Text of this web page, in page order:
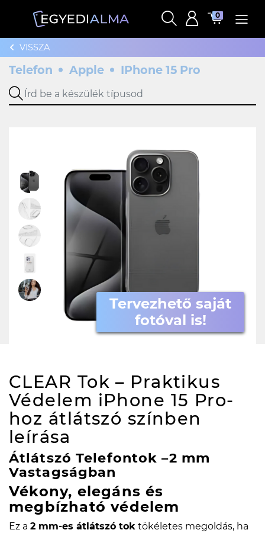
0
VISSZA
Telefon Apple IPhone 15 Pro
Tervezhető saját
fotóval is!
CLEAR Tok – Praktikus
Védelem iPhone 15 Pro-
hoz átlátszó színben
leírása
Átlátszó Telefontok –2 mm
Vastagságban
Vékony, elegáns és
megbízható védelem
Ez a 2 mm-es átlátszó tok tökéletes megoldás, ha